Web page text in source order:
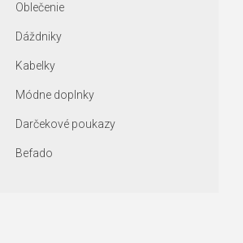
Oblečenie
Dáždniky
Kabelky
Módne doplnky
Darčekové poukazy
Befado